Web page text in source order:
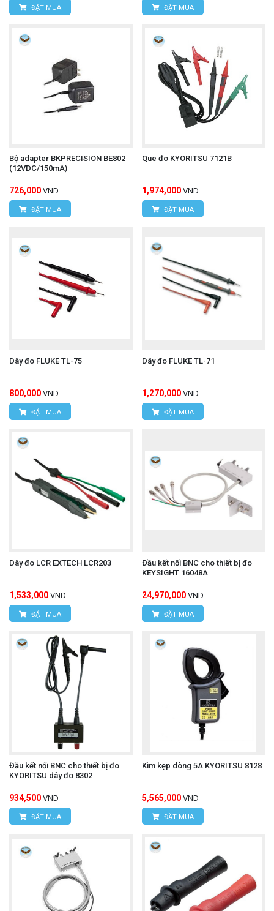
ĐẶT MUA ĐẶT MUA
Bộ adapter BKPRECISION BE802
(12VDC/150mA)
726,000 VND
ĐẶT MUA
Que đo KYORITSU 7121B
1,974,000 VND
ĐẶT MUA
Dây đo FLUKE TL-75
800,000 VND
ĐẶT MUA
Dây đo FLUKE TL-71
1,270,000 VND
ĐẶT MUA
Dây đo LCR EXTECH LCR203
1,533,000 VND
ĐẶT MUA
Đầu kết nối BNC cho thiết bị đo
KEYSIGHT 16048A
24,970,000 VND
ĐẶT MUA
Đầu kết nối BNC cho thiết bị đo
KYORITSU dây đo 8302
934,500 VND
ĐẶT MUA
Kìm kẹp dòng 5A KYORITSU 8128
5,565,000 VND
ĐẶT MUA